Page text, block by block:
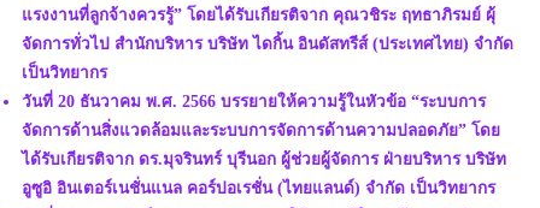
แรงงานที่ลูกจ้างควรรู้” โดยได้รับเกียรติจาก คุณวชิระ ฤทธาภิรมย์ ผุ้
จัดการทั่วไป สำนักบริหาร บริษัท ไดกิ้น อินดัสทรีส์ (ประเทศไทย) จำกัด
เป็นวิทยากร
วันที่ 20 ธันวาคม พ.ศ. 2566 บรรยายให้ความรู้ในหัวข้อ “ระบบการ
จัดการด้านสิ่งแวดล้อมและระบบการจัดการด้านความปลอดภัย” โดย
ได้รับเกียรติจาก ดร.มุจรินทร์ บุรีนอก ผู้ช่วยผู้จัดการ ฝ่ายบริหาร บริษัท
อูซูอิ อินเตอร์เนชั่นแนล คอร์ปอเรชั่น (ไทยแลนด์) จำกัด เป็นวิทยากร